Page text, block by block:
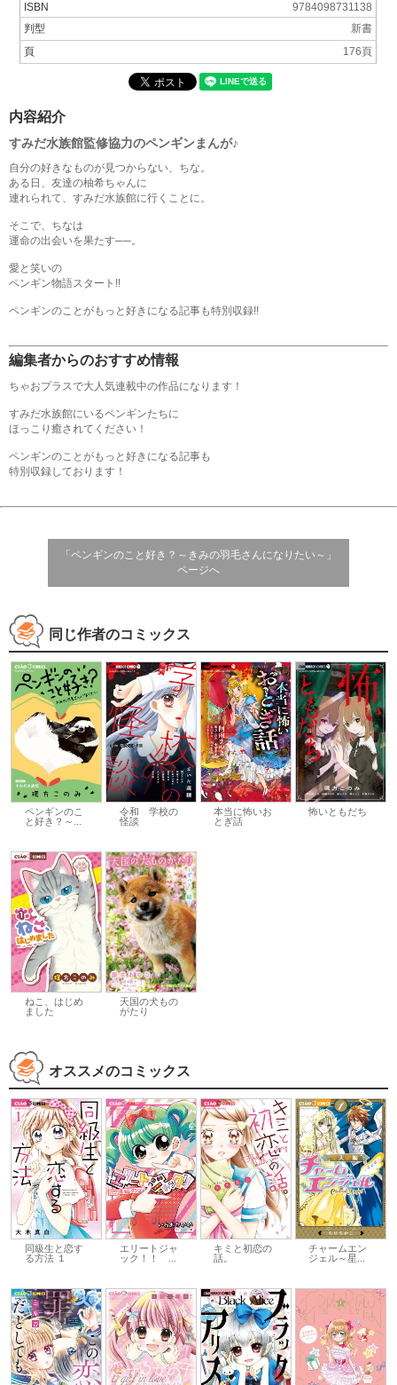
ISBN
9784098731138
判型
新書
頁
176頁
内容紹介
すみだ水族館監修協力のペンギンまんが♪
自分の好きなものが見つからない、ちな。
ある日、友達の柚希ちゃんに
連れられて、すみだ水族館に行くことに。
そこで、ちなは
運命の出会いを果たす──。
愛と笑いの
ペンギン物語スタート!!
ペンギンのことがもっと好きになる記事も特別収録!!
編集者からのおすすめ情報
ちゃおプラスで大人気連載中の作品になります！
すみだ水族館にいるペンギンたちに
ほっこり癒されてください！
ペンギンのことがもっと好きになる記事も
特別収録しております！
「ペンギンのこと好き？～きみの羽毛さんになりたい～」
ページへ
同じ作者のコミックス
ペンギンのこ
と好き？～...
令和 学校の
怪談
本当に怖いお
とぎ話
怖いともだち
ねこ、はじめ
ました
天国の犬もの
がたり
オススメのコミックス
同級生と恋す
る方法 １
エリートジャ
ック！！ ...
キミと初恋の
話。
チャームエン
ジェル～星...